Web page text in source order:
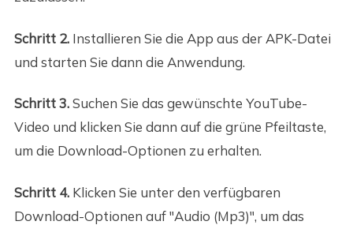
Schritt 2.Installieren Sie die App aus der APK-Datei
und starten Sie dann die Anwendung.
Schritt 3.Suchen Sie das gewünschte YouTube-
Video und klicken Sie dann auf die grüne Pfeiltaste,
um die Download-Optionen zu erhalten.
Schritt 4.Klicken Sie unter den verfügbaren
Download-Optionen auf "Audio (Mp3)", um das